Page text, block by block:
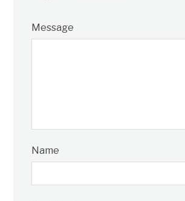
Message
Name